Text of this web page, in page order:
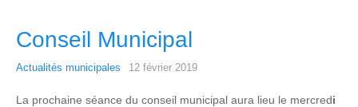
Conseil Municipal
Actualités municipales 12 février 2019
La prochaine séance du conseil municipal aura lieu le mercredi